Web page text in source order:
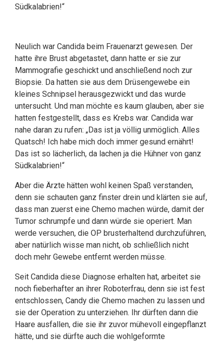
Südkalabrien!“
Neulich war Candida beim Frauenarzt gewesen. Der
hatte ihre Brust abgetastet, dann hatte er sie zur
Mammografie geschickt und anschließend noch zur
Biopsie. Da hatten sie aus dem Drüsengewebe ein
kleines Schnipsel herausgezwickt und das wurde
untersucht. Und man möchte es kaum glauben, aber sie
hatten festgestellt, dass es Krebs war. Candida war
nahe daran zu rufen: „Das ist ja völlig unmöglich. Alles
Quatsch! Ich habe mich doch immer gesund ernährt!
Das ist so lächerlich, da lachen ja die Hühner von ganz
Südkalabrien!“
Aber die Ärzte hätten wohl keinen Spaß verstanden,
denn sie schauten ganz finster drein und klärten sie auf,
dass man zuerst eine Chemo machen würde, damit der
Tumor schrumpfe und dann würde sie operiert. Man
werde versuchen, die OP brusterhaltend durchzuführen,
aber natürlich wisse man nicht, ob schließlich nicht
doch mehr Gewebe entfernt werden müsse.
Seit Candida diese Diagnose erhalten hat, arbeitet sie
noch fieberhafter an ihrer Roboterfrau, denn sie ist fest
entschlossen, Candy die Chemo machen zu lassen und
sie der Operation zu unterziehen. Ihr dürften dann die
Haare ausfallen, die sie ihr zuvor mühevoll eingepflanzt
hätte, und sie dürfte auch die wohlgeformte